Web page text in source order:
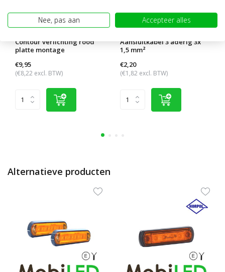
Contour verlichting rood
platte montage
€9,95
(€8,22 excl. BTW)
Aansluitkabel 3 aderig 3x
1,5 mm²
€2,20
(€1,82 excl. BTW)
Alternatieve producten
Nee, pas aan Accepteer alles